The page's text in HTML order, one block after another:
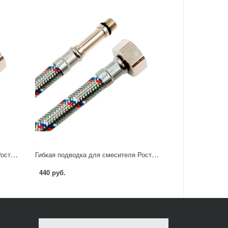
Гибкая подводка для смесителя Ростерм 1/2" М10x37 60 см НР-ВР Гибкая подводка для смесителя Ростерм 1/2" М10х37 80 см НР-ВР
440 руб.